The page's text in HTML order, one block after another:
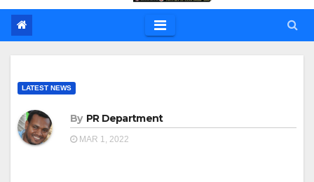
LATEST NEWS
By PR Department
MAR 1, 2022